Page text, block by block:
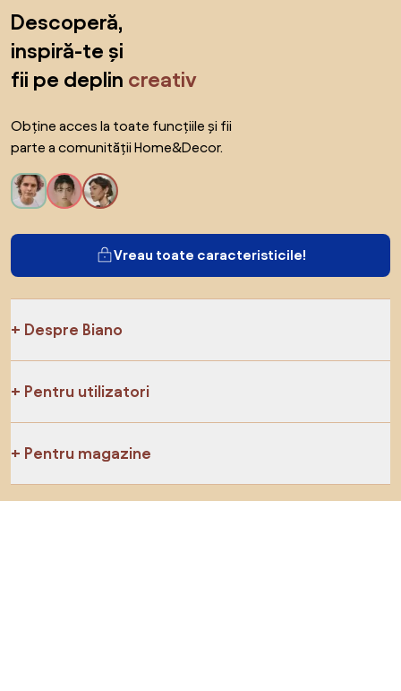
Descoperă,
inspiră-te și
fii pe deplin creativ
Obține acces la toate funcțiile și fii
parte a comunității Home&Decor.
Vreau toate caracteristicile!
Despre Biano
Pentru utilizatori
Pentru magazine